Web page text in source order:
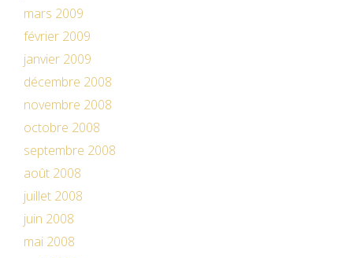
mars 2009
février 2009
janvier 2009
décembre 2008
novembre 2008
octobre 2008
septembre 2008
août 2008
juillet 2008
juin 2008
mai 2008